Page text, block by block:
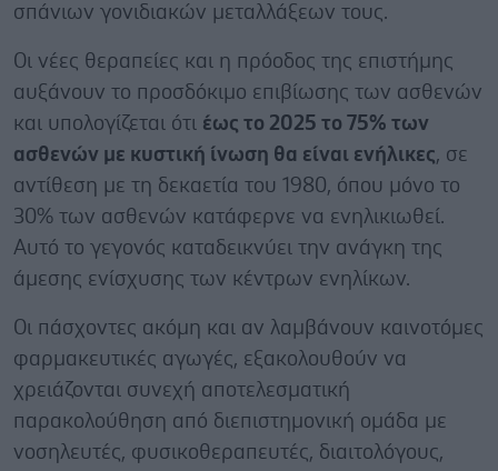
σπάνιων γονιδιακών μεταλλάξεων τους.
Οι νέες θεραπείες και η πρόοδος της επιστήμης
αυξάνουν το προσδόκιμο επιβίωσης των ασθενών
και υπολογίζεται ότι έως το 2025 το 75% των
ασθενών με κυστική ίνωση θα είναι ενήλικες, σε
αντίθεση με τη δεκαετία του 1980, όπου μόνο το
30% των ασθενών κατάφερνε να ενηλικιωθεί.
Αυτό το γεγονός καταδεικνύει την ανάγκη της
άμεσης ενίσχυσης των κέντρων ενηλίκων.
Οι πάσχοντες ακόμη και αν λαμβάνουν καινοτόμες
φαρμακευτικές αγωγές, εξακολουθούν να
χρειάζονται συνεχή αποτελεσματική
παρακολούθηση από διεπιστημονική ομάδα με
νοσηλευτές, φυσικοθεραπευτές, διαιτολόγους,